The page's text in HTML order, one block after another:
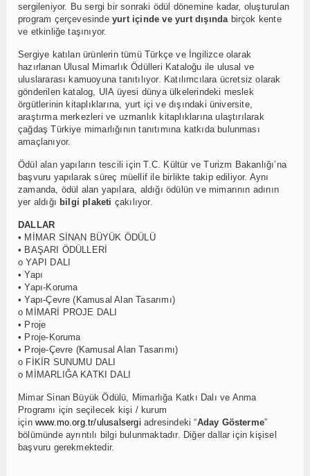
sergileniyor. Bu sergi bir sonraki ödül dönemine kadar, oluşturulan
program çerçevesindeyurt içinde ve yurt dışında birçok kente
ve etkinliğe taşınıyor.
Sergiye katılan ürünlerin tümü Türkçe ve İngilizce olarak
hazırlanan Ulusal Mimarlık Ödülleri Kataloğu ile ulusal ve
uluslararası kamuoyuna tanıtılıyor. Katılımcılara ücretsiz olarak
gönderilen katalog, UIA üyesi dünya ülkelerindeki meslek
örgütlerinin kitaplıklarına, yurt içi ve dışındaki üniversite,
araştırma merkezleri ve uzmanlık kitaplıklarına ulaştırılarak
çağdaş Türkiye mimarlığının tanıtımına katkıda bulunması
amaçlanıyor.
Ödül alan yapıların tescili için T.C. Kültür ve Turizm Bakanlığı’na
başvuru yapılarak süreç müellif ile birlikte takip ediliyor. Aynı
zamanda, ödül alan yapılara, aldığı ödülün ve mimarının adının
yer aldığı bilgi plaketi çakılıyor.
DALLAR
• MİMAR SİNAN BÜYÜK ÖDÜLÜ
• BAŞARI ÖDÜLLERİ
o YAPI DALI
• Yapı
• Yapı-Koruma
• Yapı-Çevre (Kamusal Alan Tasarımı)
o MİMARİ PROJE DALI
• Proje
• Proje-Koruma
• Proje-Çevre (Kamusal Alan Tasarımı)
o FİKİR SUNUMU DALI
o MİMARLIĞA KATKI DALI
Mimar Sinan Büyük Ödülü, Mimarlığa Katkı Dalı ve Anma
Programı için seçilecek kişi / kurum
içinwww.mo.org.tr/ulusalsergi adresindeki “Aday Gösterme”
bölümünde ayrıntılı bilgi bulunmaktadır. Diğer dallar için kişisel
başvuru gerekmektedir.